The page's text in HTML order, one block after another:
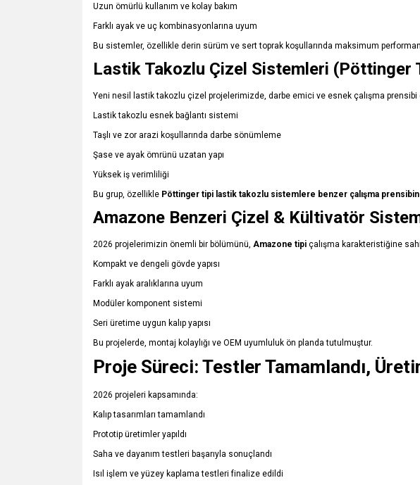
Uzun ömürlü kullanım ve kolay bakım
Farklı ayak ve uç kombinasyonlarına uyum
Bu sistemler, özellikle derin sürüm ve sert toprak koşullarında maksimum
Lastik Takozlu Çizel Sistemleri (Pöttinger
Yeni nesil lastik takozlu çizel projelerimizde, darbe emici ve esnek çalışma prensibi
Lastik takozlu esnek bağlantı sistemi
Taşlı ve zor arazi koşullarında darbe sönümleme
Şase ve ayak ömrünü uzatan yapı
Yüksek iş verimliliği
Bu grup, özellikle Pöttinger tipi lastik takozlu sistemlere benzer çalışma
Amazone Benzeri Çizel & Kültivatör
2026 projelerimizin önemli bir bölümünü, Amazone tipi çalışma karakteristiğine
Kompakt ve dengeli gövde yapısı
Farklı ayak aralıklarına uyum
Modüler komponent sistemi
Seri üretime uygun kalıp yapısı
Bu projelerde, montaj kolaylığı ve OEM uyumluluk ön planda tutulmuştur.
Proje Süreci: Testler Tamamlandı,
2026 projeleri kapsamında:
Kalıp tasarımları tamamlandı
Prototip üretimler yapıldı
Saha ve dayanım testleri başarıyla sonuçlandı
Isıl işlem ve yüzey kaplama testleri finalize edildi